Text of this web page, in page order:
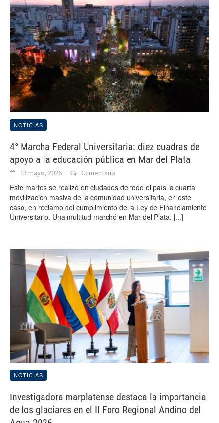
NOTICIAS
4° Marcha Federal Universitaria: diez cuadras de
apoyo a la educación pública en Mar del Plata
13 mayo, 2026 Comentario
Este martes se realizó en ciudades de todo el país la cuarta
movilización masiva de la comunidad universitaria, en este
caso, en reclamo del cumplimiento de la Ley de Financiamiento
Universitario. Una multitud marchó en Mar del Plata. [...]
NOTICIAS
Investigadora marplatense destaca la importancia
de los glaciares en el II Foro Regional Andino del